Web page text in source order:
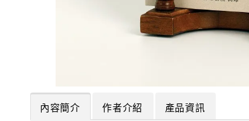
內容簡介 作者介紹 產品資訊